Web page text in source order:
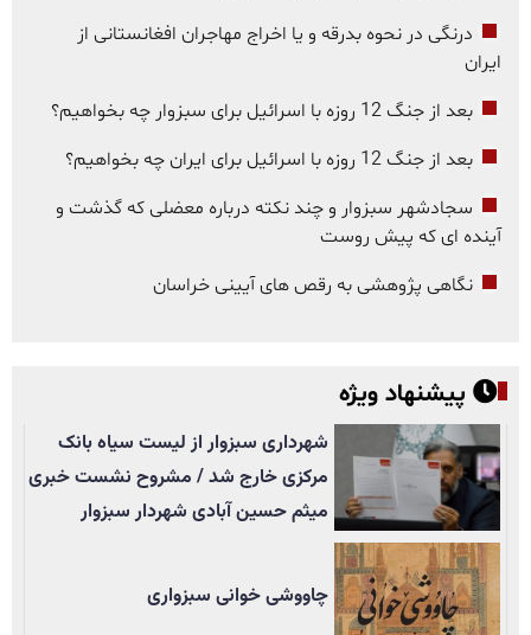
درنگی در نحوه بدرقه و یا اخراج مهاجران افغانستانی از
ایران
بعد از جنگ 12 روزه با اسرائیل برای سبزوار چه بخواهیم؟
بعد از جنگ 12 روزه با اسرائیل برای ایران چه بخواهیم؟
سجادشهر سبزوار و چند نکته درباره معضلی که گذشت و
آینده ای که پیش روست
نگاهی پژوهشی به رقص های آیینی خراسان
پیشنهاد ویژه
شهرداری سبزوار از لیست سیاه بانک
مرکزی خارج شد / مشروح نشست خبری
میثم حسین آبادی شهردار سبزوار
چاووشی خوانی سبزواری